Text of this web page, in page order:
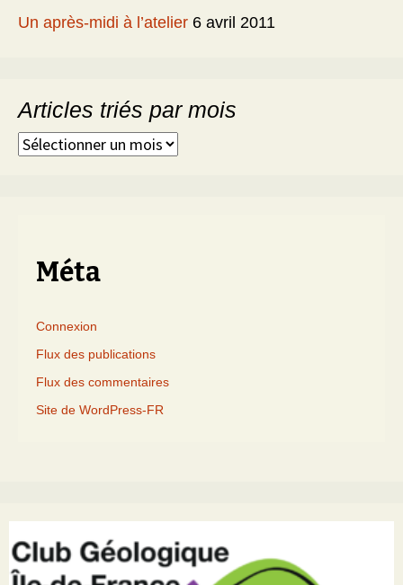
Un après-midi à l’atelier 6 avril 2011
Articles triés par mois
Articles
Méta
Connexion
Flux des publications
Flux des commentaires
Site de WordPress-FR